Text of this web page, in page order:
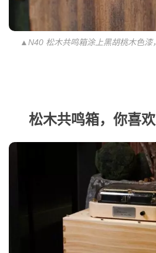
▲N40 松木共鸣箱涂上黑胡桃木色漆
松木共鸣箱，你喜